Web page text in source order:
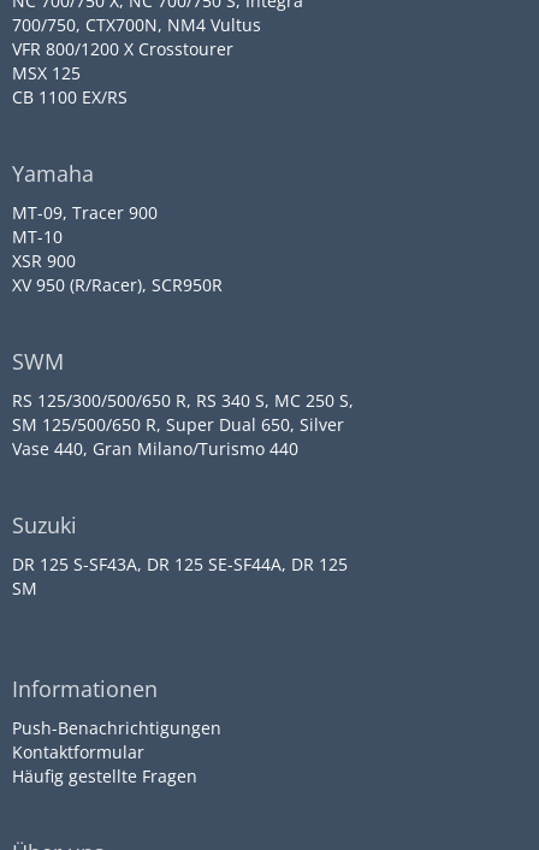
700/750, CTX700N, NM4 Vultus
VFR 800/1200 X Crosstourer
MSX 125
CB 1100 EX/RS
Yamaha
MT-09, Tracer 900
MT-10
XSR 900
XV 950 (R/Racer), SCR950R
SWM
RS 125/300/500/650 R, RS 340 S, MC 250 S,
SM 125/500/650 R, Super Dual 650, Silver
Vase 440, Gran Milano/Turismo 440
Suzuki
DR 125 S-SF43A, DR 125 SE-SF44A, DR 125
SM
Informationen
Push-Benachrichtigungen
Kontaktformular
Häufig gestellte Fragen